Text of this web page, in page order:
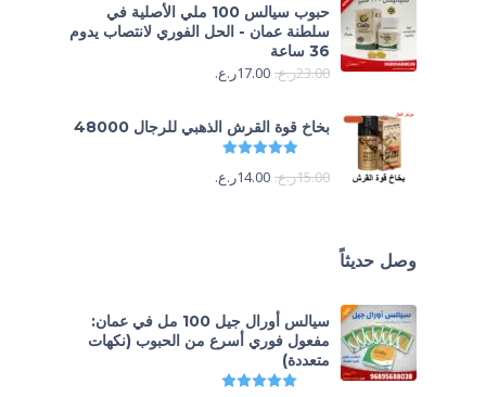
حبوب سيالس 100 ملي الأصلية في
سلطنة عمان - الحل الفوري لانتصاب يدوم
36 ساعة
23.00ر.ع. 17.00ر.ع.
بخاخ قوة القرش الذهبي للرجال 48000
تم التقييم
15.00ر.ع. 14.00ر.ع.
وصل حديثاً
سيالس أورال جيل 100 مل في عمان:
مفعول فوري أسرع من الحبوب (نكهات
متعددة)